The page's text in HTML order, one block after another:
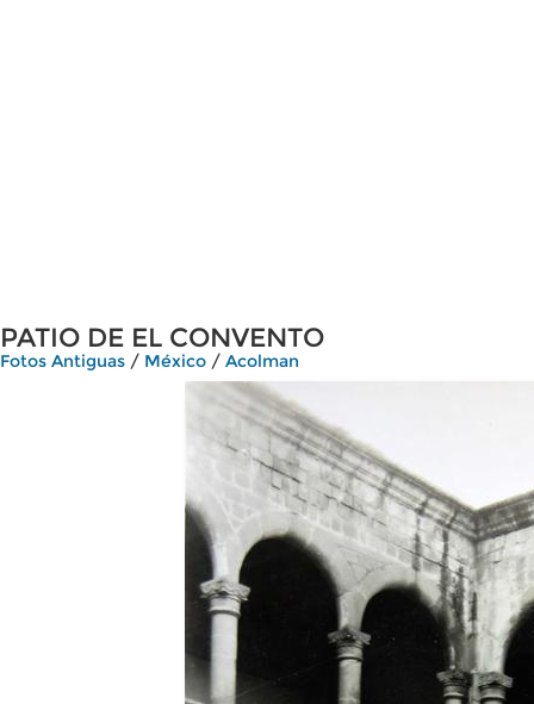
PATIO DE EL CONVENTO
Fotos Antiguas / México / Acolman